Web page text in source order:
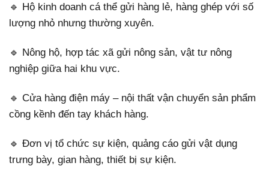
🔹 Hộ kinh doanh cá thể gửi hàng lẻ, hàng ghép với số
lượng nhỏ nhưng thường xuyên.
🔹 Nông hộ, hợp tác xã gửi nông sản, vật tư nông
nghiệp giữa hai khu vực.
🔹 Cửa hàng điện máy – nội thất vận chuyển sản phẩm
cồng kềnh đến tay khách hàng.
🔹 Đơn vị tổ chức sự kiện, quảng cáo gửi vật dụng
trưng bày, gian hàng, thiết bị sự kiện.